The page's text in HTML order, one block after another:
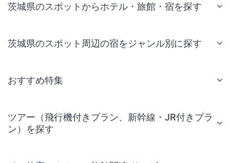
茨城県のスポットからホテル・旅館・宿を探す
茨城県のスポット周辺の宿をジャンル別に探す
おすすめ特集
ツアー（飛行機付きプラン、新幹線・JR付きプラ
ン）を探す